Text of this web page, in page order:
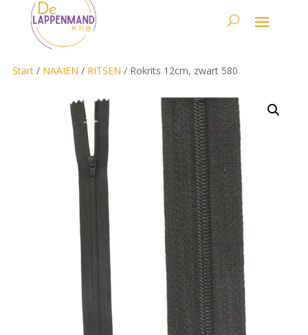
Start/ NAAIEN / RITSEN / Rokrits 12cm, zwart 580